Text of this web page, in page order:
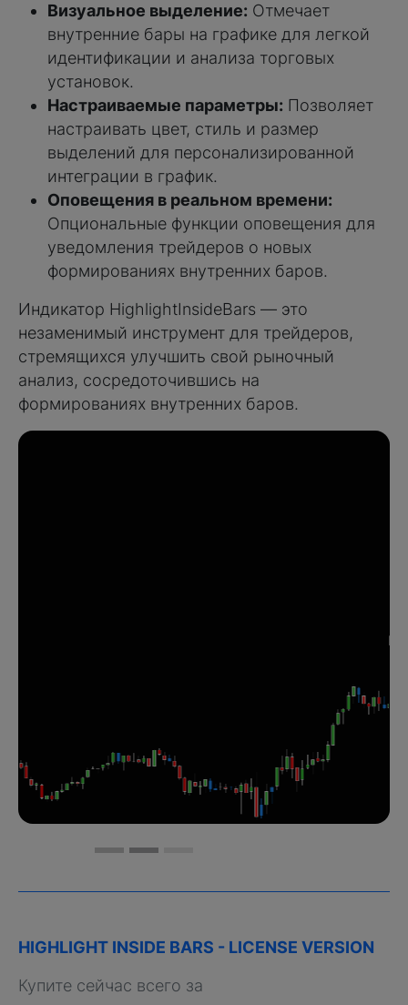
Визуальное выделение: Отмечает
внутренние бары на графике для легкой
идентификации и анализа торговых
установок.
Настраиваемые параметры: Позволяет
настраивать цвет, стиль и размер
выделений для персонализированной
интеграции в график.
Оповещения в реальном времени:
Опциональные функции оповещения для
уведомления трейдеров о новых
формированиях внутренних баров.
Индикатор HighlightInsideBars — это
незаменимый инструмент для трейдеров,
стремящихся улучшить свой рыночный
анализ, сосредоточившись на
формированиях внутренних баров.
HIGHLIGHT INSIDE BARS - LICENSE VERSION
Купите сейчас всего за